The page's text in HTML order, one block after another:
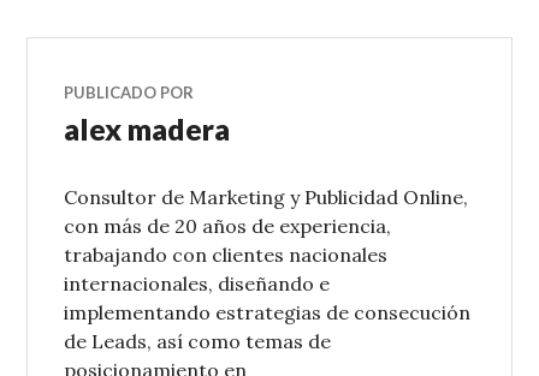
PUBLICADO POR
alex madera
Consultor de Marketing y Publicidad Online,
con más de 20 años de experiencia,
trabajando con clientes nacionales
internacionales, diseñando e
implementando estrategias de consecución
de Leads, así como temas de
posicionamiento en